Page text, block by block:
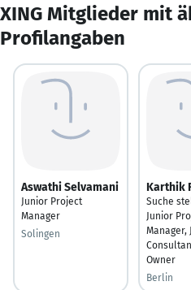
XING Mitglieder mit
Profilangaben
Aswathi Selvamani
Junior Project
Manager
Solingen
Karthik
Suche
Junior
Manager,
Owner
Berlin